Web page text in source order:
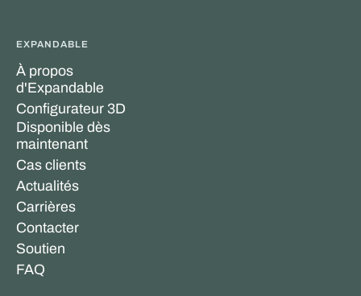
EXPANDABLE
À propos
d'Expandable
Configurateur 3D
Disponible dès
maintenant
Cas clients
Actualités
Carrières
Contacter
Soutien
FAQ